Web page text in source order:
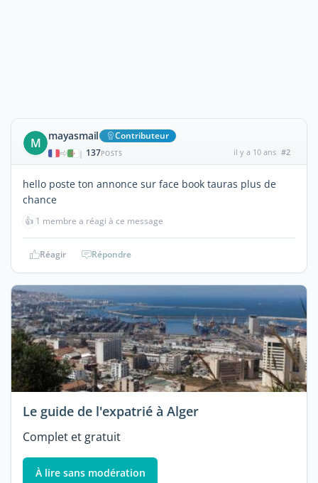
M mayasmail Contributeur
| 137POSTS il y a 10 ans #2
hello poste ton annonce sur face book tauras plus de
chance
👍 1 membre a réagi à ce message
Réagir Répondre
Le guide de l'expatrié à Alger
Complet et gratuit
À lire sans modération